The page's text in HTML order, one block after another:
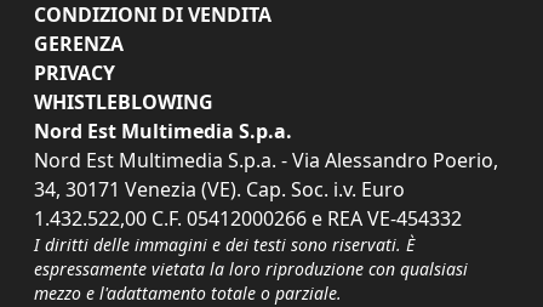
CONDIZIONI DI VENDITA
GERENZA
PRIVACY
WHISTLEBLOWING
Nord Est Multimedia S.p.a.
Nord Est Multimedia S.p.a. - Via Alessandro Poerio,
34, 30171 Venezia (VE). Cap. Soc. i.v. Euro
1.432.522,00 C.F. 05412000266 e REA VE-454332
I diritti delle immagini e dei testi sono riservati. È
espressamente vietata la loro riproduzione con qualsiasi
mezzo e l'adattamento totale o parziale.